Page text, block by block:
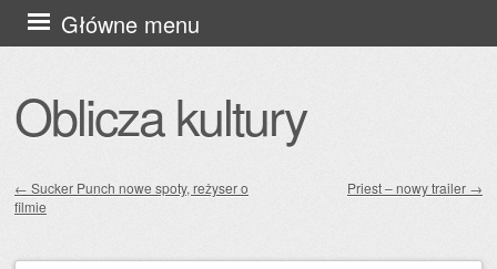
Oblicza kultury
Główne menu
Przejdź
do
Zobacz wpisy
← Sucker Punch nowe spoty, reżyser o
filmie
Priest – nowy trailer →